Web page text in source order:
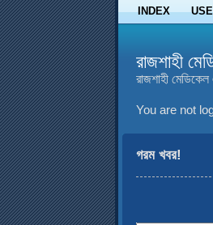
INDEX
রাজশাহী
রাজশাহী
You are not
গরম খবর!